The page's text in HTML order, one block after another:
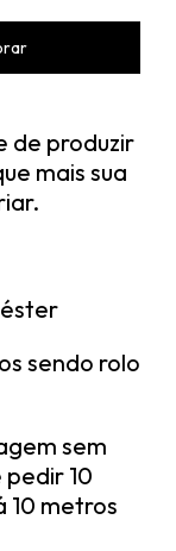
de produzir
mais sua
sendo rolo
sem
10
10 metros